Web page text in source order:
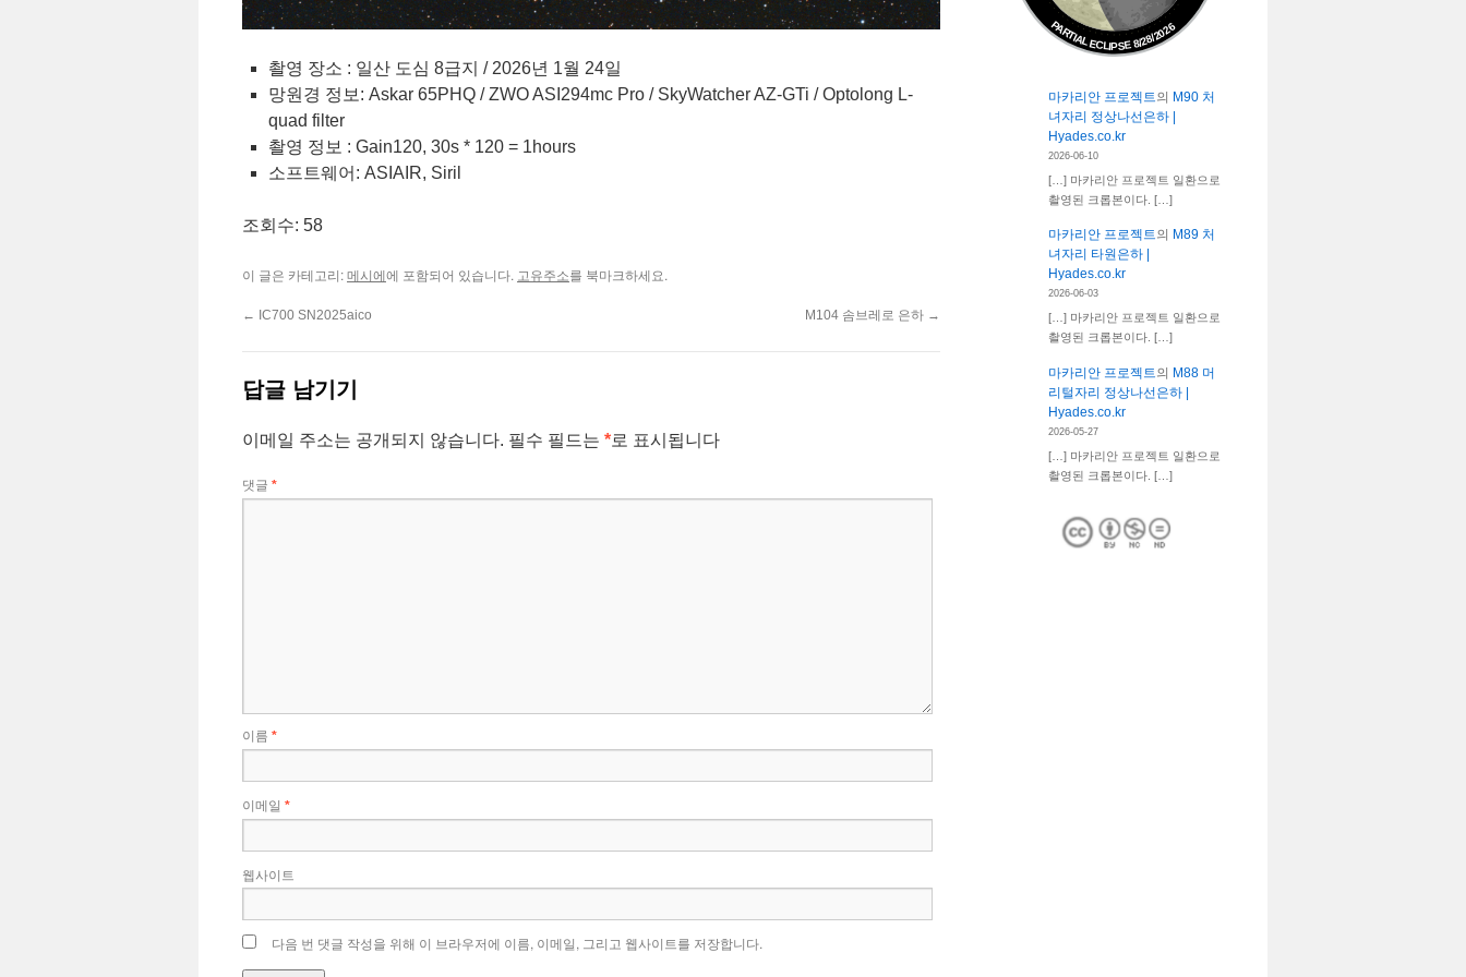
촬영 장소 : 일산 도심 8급지 / 2026년 1월 24일
망원경 정보: Askar 65PHQ / ZWO ASI294mc Pro / SkyWatcher AZ-GTi / Optolong L-
quad filter
촬영 정보 : Gain120, 30s * 120 = 1hours
소프트웨어: ASIAIR, Siril
조회수: 58
이 글은 카테고리: 메시에 에 포함되어 있습니다. 고유주소를 북마크하세요.
← IC700 SN2025aico M104 솜브레로 은하 →
답글 남기기
이메일 주소는 공개되지 않습니다. 필수 필드는 *로 표시됩니다
댓글 *
이름 *
이메일 *
웹사이트
다음 번 댓글 작성을 위해 이 브라우저에 이름, 이메일, 그리고 웹사이트를 저장합니다.
PARTIAL ECLIPSE 8/28/2026
마카리안 프로젝트의 M90 처
녀자리 정상나선은하 |
Hyades.co.kr
2026-06-10
[…] 마카리안 프로젝트 일환으로
촬영된 크롭본이다. […]
마카리안 프로젝트의 M89 처
녀자리 타원은하 |
Hyades.co.kr
2026-06-03
[…] 마카리안 프로젝트 일환으로
촬영된 크롭본이다. […]
마카리안 프로젝트의 M88 머
리털자리 정상나선은하 |
Hyades.co.kr
2026-05-27
[…] 마카리안 프로젝트 일환으로
촬영된 크롭본이다. […]